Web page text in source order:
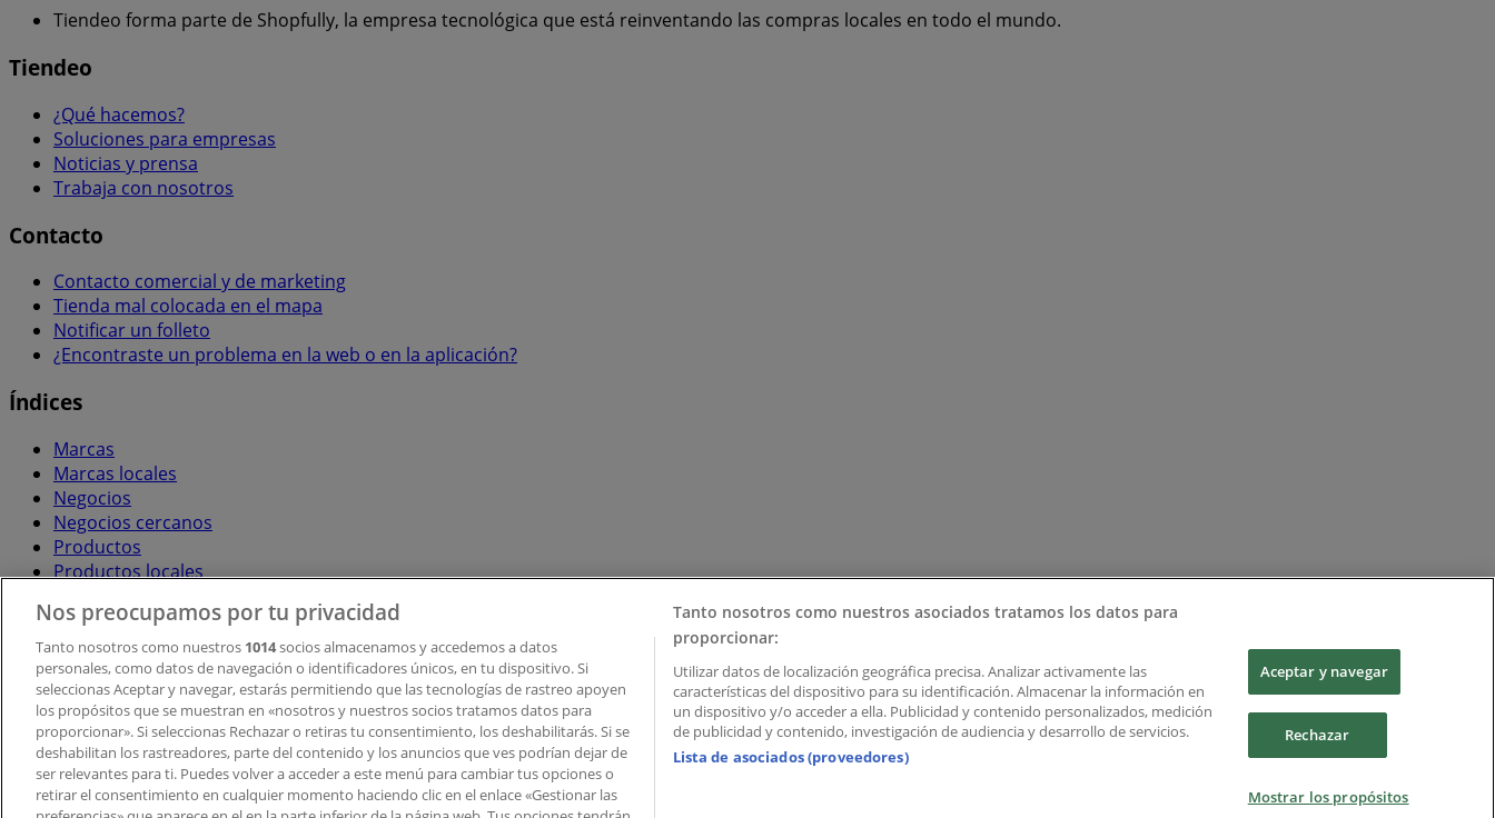
Tiendeo forma parte de Shopfully, la empresa tecnológica que está reinventando las compras locales en todo el mundo.
Tiendeo
¿Qué hacemos?
Soluciones para empresas
Noticias y prensa
Trabaja con nosotros
Contacto
Contacto comercial y de marketing
Tienda mal colocada en el mapa
Notificar un folleto
¿Encontraste un problema en la web o en la aplicación?
Índices
Marcas
Marcas locales
Negocios
Negocios cercanos
Productos
Productos locales
Descargar la APP Tiendeo
Copyright © Tiendeo ® 2026 · Shopfully Marketing S.L.U. – Palau de Mar – 08039 Barcelona, Spain
Nos preocupamos por tu privacidad
Tanto nosotros como nuestros 1014socios almacenamos y accedemos a datos
personales, como datos de navegación o identificadores únicos, en tu dispositivo. Si
seleccionas Aceptar y navegar, estarás permitiendo que las tecnologías de rastreo apoyen
los propósitos que se muestran en «nosotros y nuestros socios tratamos datos para
proporcionar». Si seleccionas Rechazar o retiras tu consentimiento, los deshabilitarás. Si se
deshabilitan los rastreadores, parte del contenido y los anuncios que ves podrían dejar de
ser relevantes para ti. Puedes volver a acceder a este menú para cambiar tus opciones o
retirar el consentimiento en cualquier momento haciendo clic en el enlace «Gestionar las
Tanto nosotros como nuestros asociados tratamos los datos para
proporcionar:
Utilizar datos de localización geográfica precisa. Analizar activamente las
características del dispositivo para su identificación. Almacenar la información en
un dispositivo y/o acceder a ella. Publicidad y contenido personalizados, medición
de publicidad y contenido, investigación de audiencia y desarrollo de servicios.
Lista de asociados (proveedores)
Aceptar y navegar
Rechazar
Mostrar los propósitos